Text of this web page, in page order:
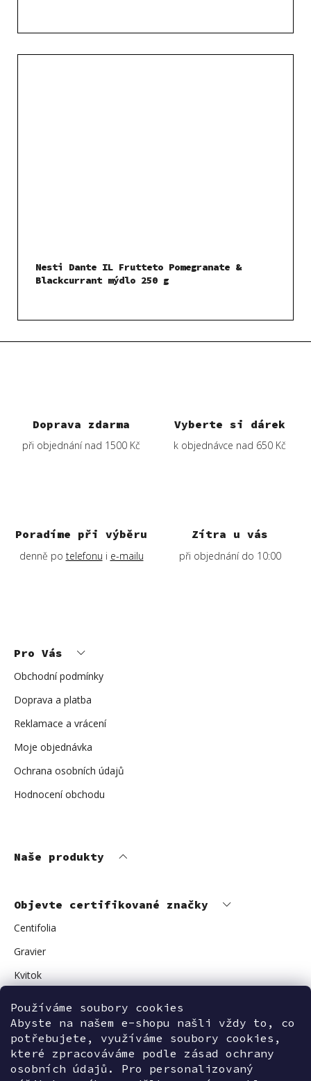
Používáme soubory cookies
Abyste na našem e-shopu našli vždy to, co
potřebujete, využíváme soubory cookies,
které zpracováváme podle zásad ochrany
osobních údajů. Pro personalizovaný
Doprava zdarma
při objednání nad 1500 Kč
Vyberte si dárek
k objednávce nad 650 Kč
Poradíme při výběru
denně po telefonu i e-mailu
Zítra u vás
při objednání do 10:00
Nesti Dante IL Frutteto Pomegranate &
Blackcurrant mýdlo 250 g
Pro Vás
Obchodní podmínky
Doprava a platba
Reklamace a vrácení
Moje objednávka
Ochrana osobních údajů
Hodnocení obchodu
Naše produkty
Objevte certifikované značky
Centifolia
Gravier
Kvitok
Avant Skincare
Sonnentor